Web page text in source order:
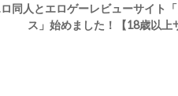
同人とエロゲーレビューサイト
ス」始めました！【18歳以上